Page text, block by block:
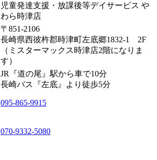
児童発達支援・放課後等デイサービス や
わら時津店
〒851-2106
長崎県西彼杵郡時津町左底郷1832-1 2F
（ミスターマックス時津店2階になりま
す）
JR『道の尾』駅から車で10分
長崎バス『左底』より徒歩5分
095-865-9915
070-9332-5080